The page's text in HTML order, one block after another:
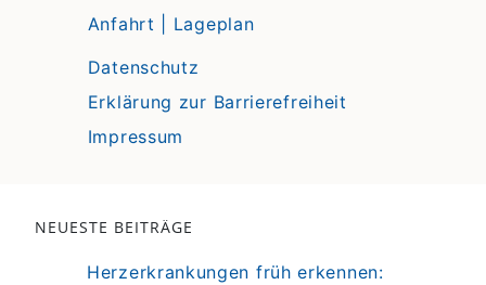
Anfahrt | Lageplan
Datenschutz
Erklärung zur Barrierefreiheit
Impressum
NEUESTE BEITRÄGE
Herzerkrankungen früh erkennen: